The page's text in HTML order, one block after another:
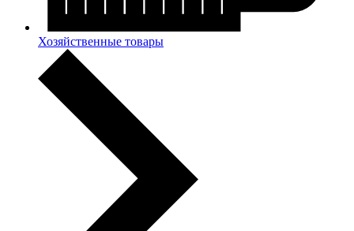
Хозяйственные товары